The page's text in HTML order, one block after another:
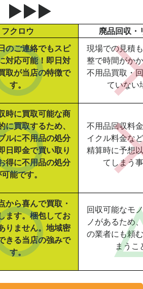
▶▶▶
フクロウ 廃品回収・
のご連絡でもスピ
対応可能！即日対
取が当店の特徴で
す。
現場での見積
整で時間がか
不用品買取・
ていない
時に買取可能な商
に買取するため、
ルに不用品の処分
日即金で買い取り
得に不用品の処分
能です。
不用品回収料
イクル料金な
精算時に予想
てしまう
から喜んで買取・
ます。梱包してお
りません。地域密
きる当店の強みで
す。
回収可能なモ
ノがあるため
の業者にも頼
まうこ